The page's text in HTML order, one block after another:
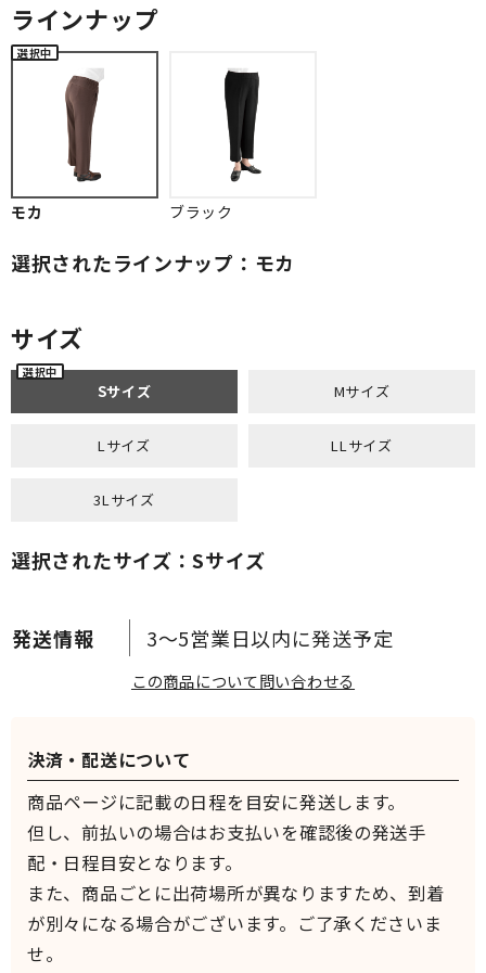
3～5営業日以内に発送予定
ラインナップ
モカ ブラック
選択されたラインナップ：モカ
サイズ
Sサイズ Mサイズ
Lサイズ LLサイズ
3Lサイズ
選択されたサイズ：Sサイズ
この商品について問い合わせる
決済・配送について
商品ページに記載の日程を目安に発送します。
但し、前払いの場合はお支払いを確認後の発送手
配・日程目安となります。
また、商品ごとに出荷場所が異なりますため、到着
が別々になる場合がございます。ご了承くださいま
せ。